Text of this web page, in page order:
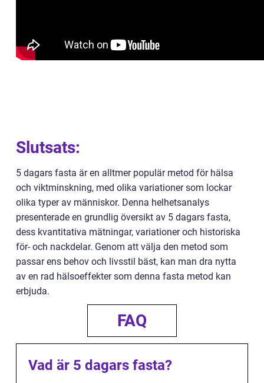
Slutsats:
5 dagars fasta är en alltmer populär metod för hälsa
och viktminskning, med olika variationer som lockar
olika typer av människor. Denna helhetsanalys
presenterade en grundlig översikt av 5 dagars fasta,
dess kvantitativa mätningar, variationer och historiska
för- och nackdelar. Genom att välja den metod som
passar ens behov och livsstil bäst, kan man dra nytta
av en rad hälsoeffekter som denna fasta metod kan
erbjuda.
FAQ
Vad är 5 dagars fasta?